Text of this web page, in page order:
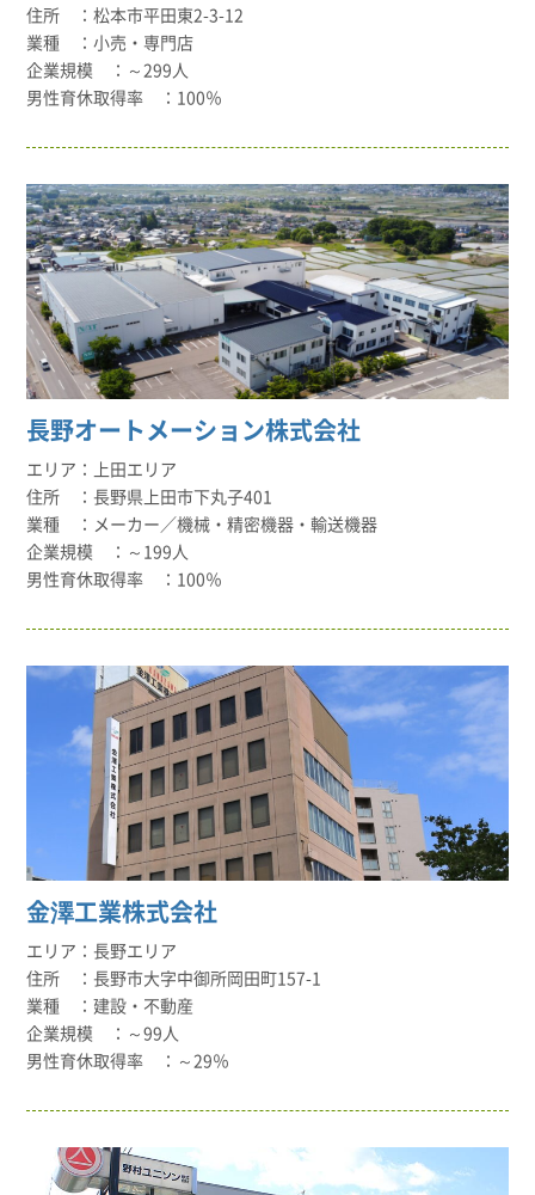
松本市平田東2-3-12
小売・専門店
～299人
100％
長野オートメーション株式会社
上田エリア
長野県上田市下丸子401
メーカー／機械・精密機器・輸送機器
～199人
100％
金澤工業株式会社
長野エリア
長野市大字中御所岡田町157-1
建設・不動産
～99人
～29％